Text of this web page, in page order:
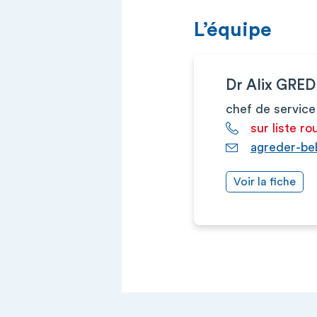
L’équipe
Dr Alix
chef de service
sur liste
agreder-
Voir la fiche